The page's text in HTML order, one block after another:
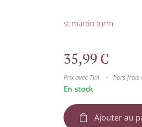
st martin turm
35,99€
Prix avec TVA hors frais
En stock
Ajouter au